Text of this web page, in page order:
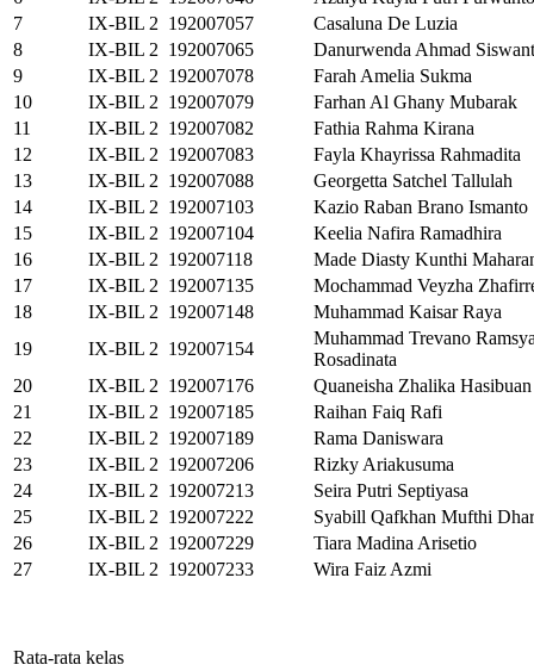
7
IX-BIL 2 192007057
Casaluna De Luzia
8
IX-BIL 2 192007065
Danurwenda Ahmad
9
IX-BIL 2 192007078
Farah Amelia Sukma
10
IX-BIL 2 192007079
Farhan Al Ghany Mubarak
11
IX-BIL 2 192007082
Fathia Rahma Kirana
12
IX-BIL 2 192007083
Fayla Khayrissa Rahmadita
13
IX-BIL 2 192007088
Georgetta Satchel Tallulah
14
IX-BIL 2 192007103
Kazio Raban Brano Ismanto
15
IX-BIL 2 192007104
Keelia Nafira Ramadhira
16
IX-BIL 2 192007118
Made Diasty Kunthi
17
IX-BIL 2 192007135
Mochammad Veyzha
18
IX-BIL 2 192007148
Muhammad Kaisar Raya
19
IX-BIL 2 192007154
Muhammad Trevano
Rosadinata
20
IX-BIL 2 192007176
Quaneisha Zhalika Hasibuan
21
IX-BIL 2 192007185
Raihan Faiq Rafi
22
IX-BIL 2 192007189
Rama Daniswara
23
IX-BIL 2 192007206
Rizky Ariakusuma
24
IX-BIL 2 192007213
Seira Putri Septiyasa
25
IX-BIL 2 192007222
Syabill Qafkhan Mufthi
26
IX-BIL 2 192007229
Tiara Madina Arisetio
27
IX-BIL 2 192007233 Wira Faiz Azmi
Rata-rata kelas